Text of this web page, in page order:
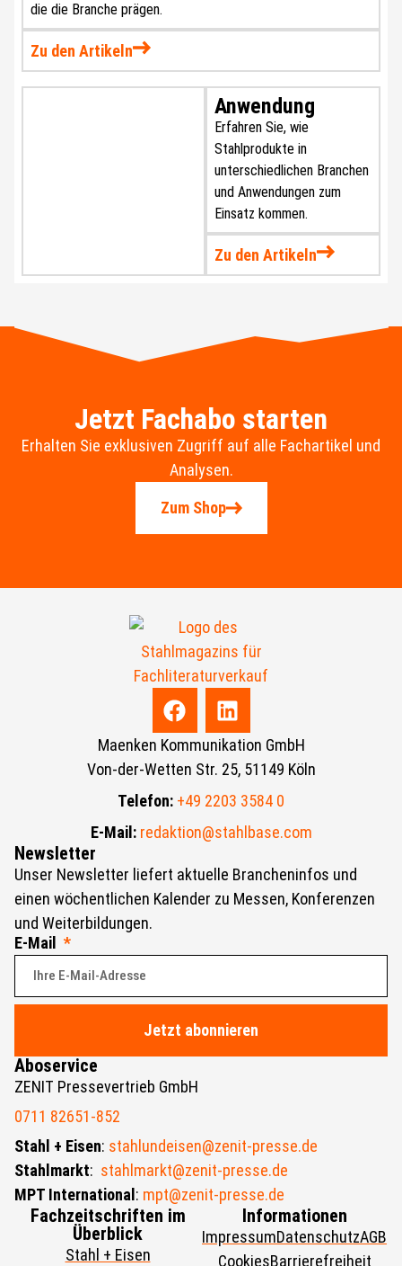
die die Branche prägen.
Zu den Artikeln
Anwendung
Erfahren Sie, wie
Stahlprodukte in
unterschiedlichen Branchen
und Anwendungen zum
Einsatz kommen.
Zu den Artikeln
Jetzt Fachabo starten
Erhalten Sie exklusiven Zugriff auf alle Fachartikel und
Analysen.
Zum Shop
Newsletter
Unser Newsletter liefert aktuelle Brancheninfos und
einen wöchentlichen Kalender zu Messen, Konferenzen
und Weiterbildungen.
E-Mail
Jetzt abonnieren
Aboservice
ZENIT Pressevertrieb GmbH
0711 82651-852
Stahl + Eisen: stahlundeisen@zenit-presse.de
Stahlmarkt: stahlmarkt@zenit-presse.de
MPT International : mpt@zenit-presse.de
Maenken Kommunikation GmbH
Von-der-Wetten Str. 25, 51149 Köln
Telefon: +49 2203 3584 0
E-Mail: redaktion@stahlbase.com
Fachzeitschriften im
Überblick
Stahl + Eisen
Informationen
ImpressumDatenschutzAGB
CookiesBarrierefreiheit